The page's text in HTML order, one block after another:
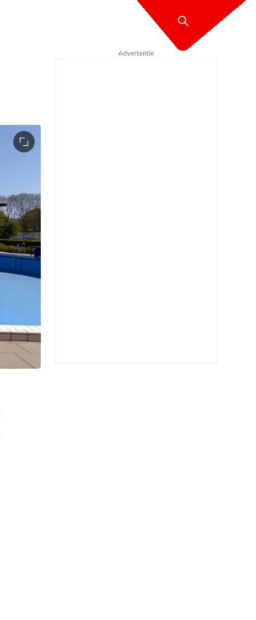
Advertentie